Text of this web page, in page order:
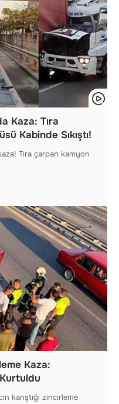
Kaza: Tıra
Kabinde Sıkıştı!
Tıra çarpan kamyon
Kaza:
karıştığı zincirleme